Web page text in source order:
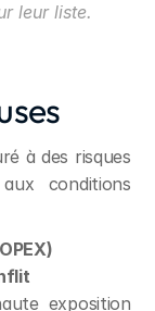
leur liste.
à des risques
conditions
exposition